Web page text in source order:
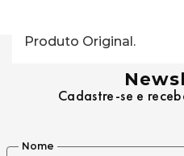
Produto Original.
Cadastre-se e
Nome